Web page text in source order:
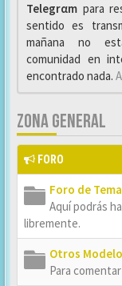
Telegrαm para
sentido es
mañana no
comunidad en
encontrado nada.
ZONA GENERAL
FORO
Foro de
Aquí podrás
libremente.
Otros
Para